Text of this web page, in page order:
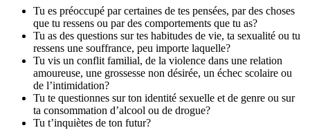
Tu es préoccupé par certaines de tes pensées, par des choses
que tu ressens ou par des comportements que tu as?
Tu as des questions sur tes habitudes de vie, ta sexualité ou tu
ressens une souffrance, peu importe laquelle?
Tu vis un conflit familial, de la violence dans une relation
amoureuse, une grossesse non désirée, un échec scolaire ou
de l’intimidation?
Tu te questionnes sur ton identité sexuelle et de genre ou sur
ta consommation d’alcool ou de drogue?
Tu t’inquiètes de ton futur?